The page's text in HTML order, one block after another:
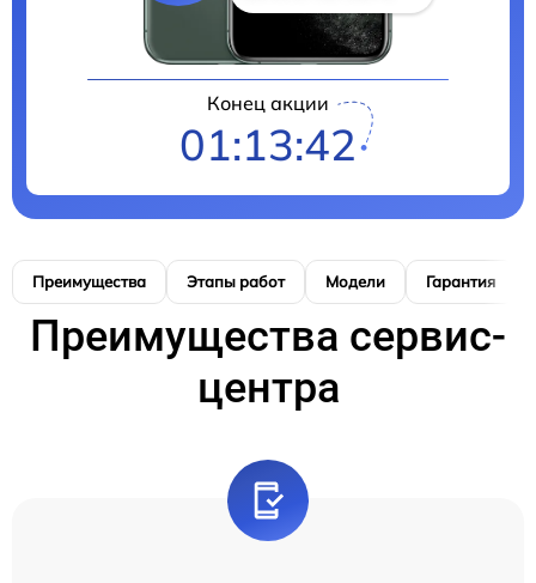
Конец акции
01:13:41
Преимущества Этапы работ Модели Гарантия
Преимущества сервис-
центра